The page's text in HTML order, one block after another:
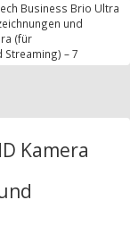
Business Brio Ultra
und
(für
– 7
Kamera